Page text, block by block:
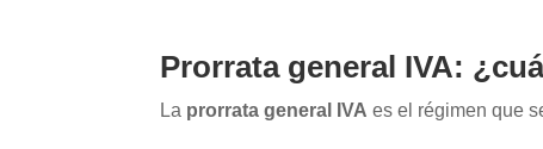
Prorrata general IVA:
La prorrata general IVA es el régimen que